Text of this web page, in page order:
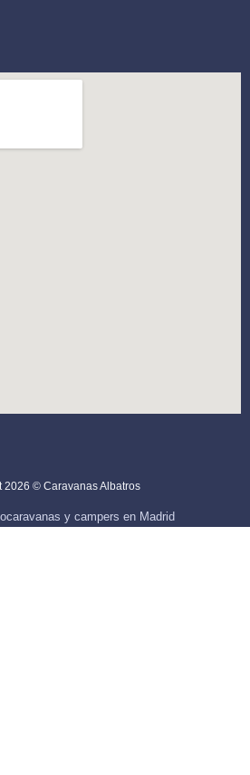
2026 © Caravanas Albatros
y campers en Madrid